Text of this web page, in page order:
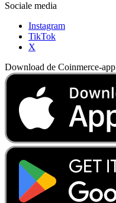
Sociale media
Instagram
TikTok
X
Download de Coinmerce-app